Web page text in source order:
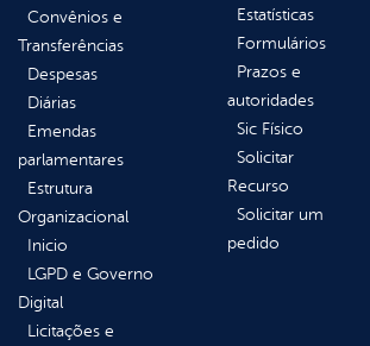
Convênios e
Transferências
Despesas
Diárias
Emendas
parlamentares
Estrutura
Organizacional
Inicio
LGPD e Governo
Digital
Licitações e
Estatísticas
Formulários
Prazos e
autoridades
Sic Físico
Solicitar
Recurso
Solicitar um
pedido